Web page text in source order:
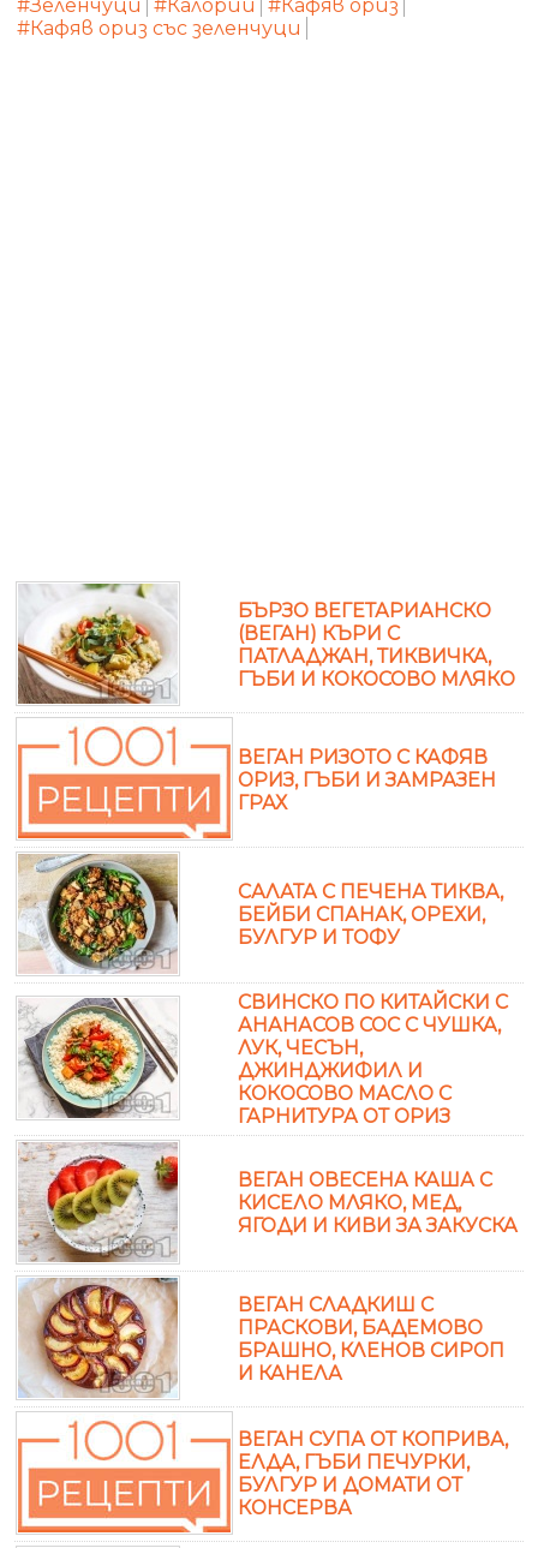
#Зеленчуци
#Калории
#Кафяв ориз
#Кафяв ориз със зеленчуци
БЪРЗО ВЕГЕТАРИАНСКО
(ВЕГАН) КЪРИ С
ПАТЛАДЖАН, ТИКВИЧКА,
ГЪБИ И КОКОСОВО МЛЯКО
ВЕГАН РИЗОТО С КАФЯВ
ОРИЗ, ГЪБИ И ЗАМРАЗЕН
ГРАХ
САЛАТА С ПЕЧЕНА ТИКВА,
БЕЙБИ СПАНАК, ОРЕХИ,
БУЛГУР И ТОФУ
СВИНСКО ПО КИТАЙСКИ С
АНАНАСОВ СОС С ЧУШКА,
ЛУК, ЧЕСЪН,
ДЖИНДЖИФИЛ И
КОКОСОВО МАСЛО С
ГАРНИТУРА ОТ ОРИЗ
ВЕГАН ОВЕСЕНА КАША С
КИСЕЛО МЛЯКО, МЕД,
ЯГОДИ И КИВИ ЗА ЗАКУСКА
ВЕГАН СЛАДКИШ С
ПРАСКОВИ, БАДЕМОВО
БРАШНО, КЛЕНОВ СИРОП
И КАНЕЛА
ВЕГАН СУПА ОТ КОПРИВА,
ЕЛДА, ГЪБИ ПЕЧУРКИ,
БУЛГУР И ДОМАТИ ОТ
КОНСЕРВА